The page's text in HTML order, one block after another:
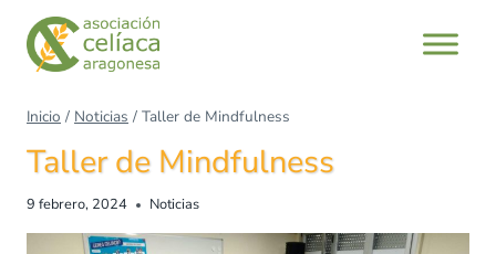
Inicio / Noticias / Taller de Mindfulness
Taller de Mindfulness
9 febrero, 2024 Noticias